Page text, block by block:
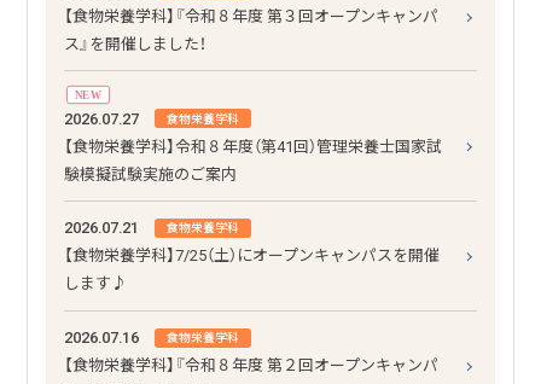
【食物栄養学科】『令和８年度 第３回オープンキャンパ
ス』を開催しました！
NEW
2026.07.27 食物栄養学科
【食物栄養学科】令和８年度（第41回）管理栄養士国家試
験模擬試験実施のご案内
2026.07.21 食物栄養学科
【食物栄養学科】7/25（土）にオープンキャンパスを開催
します♪
2026.07.16 食物栄養学科
【食物栄養学科】『令和８年度 第２回オープンキャンパ